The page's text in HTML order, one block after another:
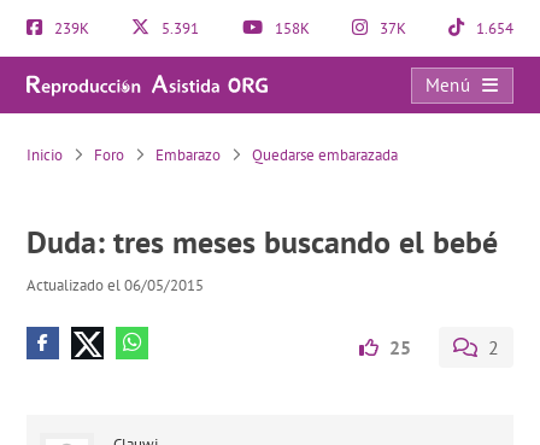
239K 5.391 158K 37K 1.654
Menú
Duda: tres meses buscando el bebé
Inicio Foro Embarazo Quedarse embarazada
Duda: tres meses buscando el bebé
Actualizado el 06/05/2015
25 2